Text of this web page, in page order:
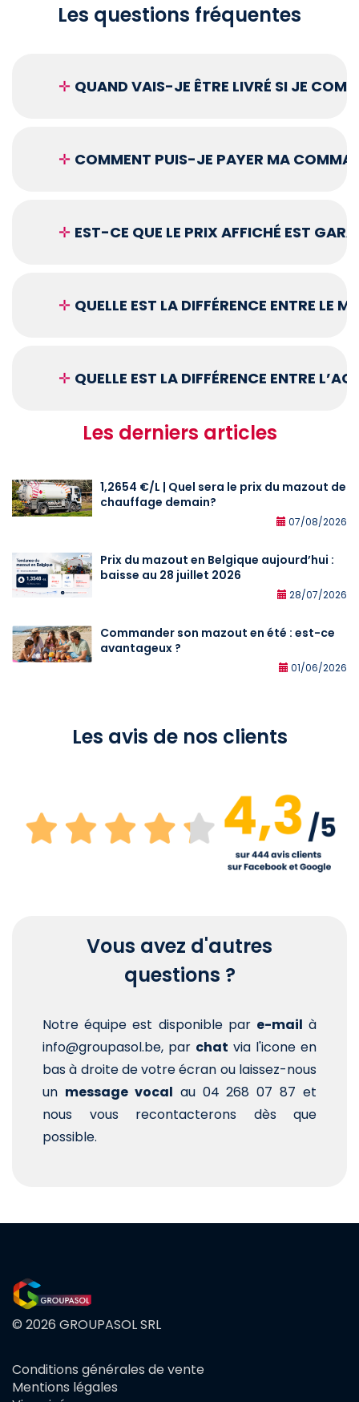
Les questions fréquentes
✛ QUAND VAIS-JE ÊTRE LIVRÉ SI JE
✛ COMMENT PUIS-JE PAYER MA
✛ EST-CE QUE LE PRIX AFFICHÉ EST
✛ QUELLE EST LA DIFFÉRENCE ENTRE LE
✛ QUELLE EST LA DIFFÉRENCE ENTRE
Les derniers articles
1,2654 €/L | Quel sera le prix du mazout de
chauffage demain?
07/08/2026
Prix du mazout en Belgique aujourd’hui :
baisse au 28 juillet 2026
28/07/2026
Commander son mazout en été : est-ce
avantageux ?
01/06/2026
Les avis de nos clients
Vous avez d'autres
questions ?
Notre équipe est disponible par e-mail à
info@groupasol.be, par chat via l'icone en
bas à droite de votre écran ou laissez-nous
un message vocal au 04 268 07 87 et
nous vous recontacterons dès que
possible.
© 2026 GROUPASOL SRL
FOOTER
MENU
Conditions générales de vente
Mentions légales